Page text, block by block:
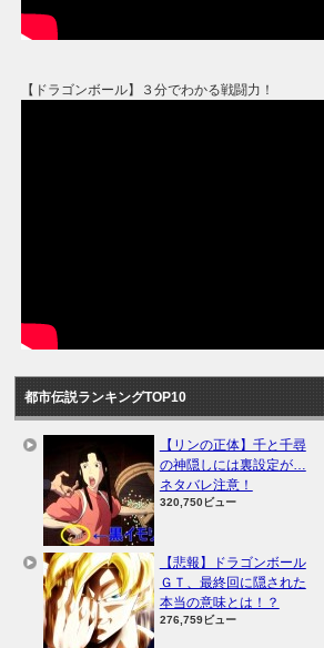
【ドラゴンボール】３分でわかる戦闘力！
都市伝説ランキングTOP10
【リンの正体】千と千尋
の神隠しには裏設定が…
ネタバレ注意！
320,750ビュー
【悲報】ドラゴンボール
ＧＴ、最終回に隠された
本当の意味とは！？
276,759ビュー